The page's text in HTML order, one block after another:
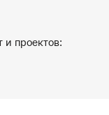
и проектов: